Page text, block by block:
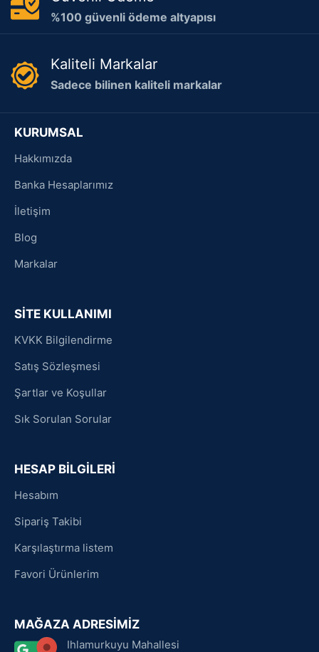
%100 güvenli ödeme altyapısı
Kaliteli Markalar
Sadece bilinen kaliteli markalar
KURUMSAL
Hakkımızda
Banka Hesaplarımız
İletişim
Blog
Markalar
SİTE KULLANIMI
KVKK Bilgilendirme
Satış Sözleşmesi
Şartlar ve Koşullar
Sık Sorulan Sorular
HESAP BİLGİLERİ
Hesabım
Sipariş Takibi
Karşılaştırma listem
Favori Ürünlerim
MAĞAZA ADRESİMİZ
Ihlamurkuyu Mahallesi